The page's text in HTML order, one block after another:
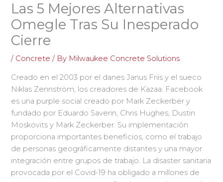
Las 5 Mejores Alternativas
Omegle Tras Su Inesperado
Cierre
/ Concrete / By Milwaukee Concrete Solutions
Creado en el 2003 por el danes Janus Friis y el sueco
Niklas Zennström, los creadores de Kazaa. Facebook
es una purple social creado por Mark Zeckerber y
fundado por Eduardo Saverin, Chris Hughes, Dustin
Moskovits y Mark Zeckerber. Su implementación
proporciona importantes beneficios, como el trabajo
de personas geográficamente distantes y una mayor
integración entre grupos de trabajo. La disaster sanitaria
provocada por el Covid-19 ha obligado a millones de